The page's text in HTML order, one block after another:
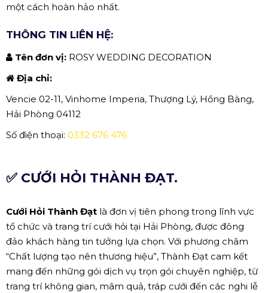
một cách hoàn hảo nhất.
THÔNG TIN LIÊN HỆ:
Tên đơn vị: ROSY WEDDING DECORATION
Địa chỉ:
Vencie 02-11, Vinhome Imperia, Thượng Lý, Hồng Bàng,
Hải Phòng 04112
Số điện thoại: 0332 676 476
✅ CƯỚI HỎI THÀNH ĐẠT.
Cưới Hỏi Thành Đạt là đơn vị tiên phong trong lĩnh vực
tổ chức và trang trí cưới hỏi tại Hải Phòng, được đông
đảo khách hàng tin tưởng lựa chọn. Với phương châm
“Chất lượng tạo nên thương hiệu”, Thành Đạt cam kết
mang đến những gói dịch vụ trọn gói chuyên nghiệp, từ
trang trí không gian, mâm quả, tráp cưới đến các nghi lễ